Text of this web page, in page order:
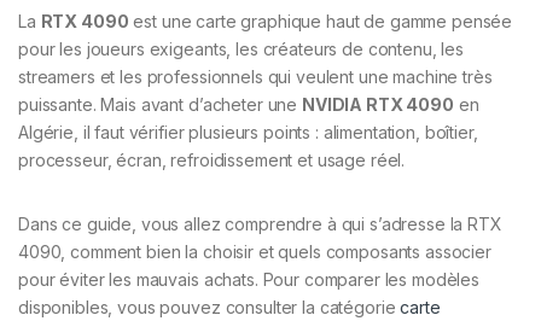
La RTX 4090 est une carte graphique haut de gamme pensée
pour les joueurs exigeants, les créateurs de contenu, les
streamers et les professionnels qui veulent une machine très
puissante. Mais avant d’acheter une NVIDIA RTX 4090 en
Algérie, il faut vérifier plusieurs points : alimentation, boîtier,
processeur, écran, refroidissement et usage réel.
Dans ce guide, vous allez comprendre à qui s’adresse la RTX
4090, comment bien la choisir et quels composants associer
pour éviter les mauvais achats. Pour comparer les modèles
disponibles, vous pouvez consulter la catégoriecarte